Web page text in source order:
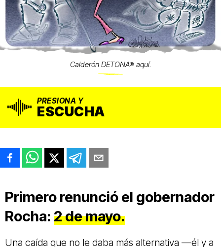
Calderón DETONA® aquí.
PRESIONA Y
ESCUCHA
Primero renunció el gobernador
Rocha: 2 de mayo.
Una caída que no le daba más alternativa —él y a